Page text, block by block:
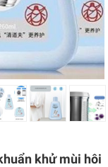
khử mùi hôi